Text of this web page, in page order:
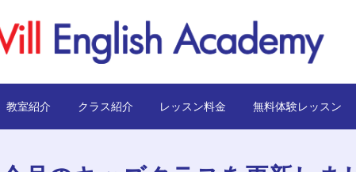
教室紹介 クラス紹介 レッスン料金 無料体験レッスン